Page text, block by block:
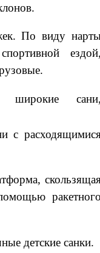
По виду
с
детские санки.